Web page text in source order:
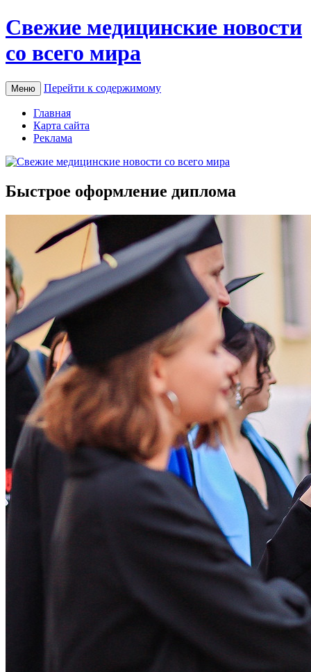
Свежие медицинские новости
со всего мира
Меню Перейти к содержимому
Главная
Карта сайта
Реклама
Быстрое оформление диплома